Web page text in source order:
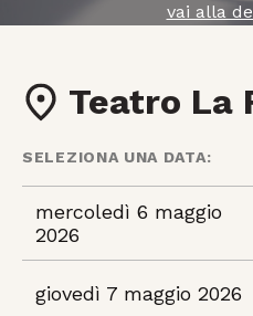
vai alla
Teatro La
SELEZIONA UNA DATA:
mercoledì 6 maggio
2026
giovedì 7 maggio 2026